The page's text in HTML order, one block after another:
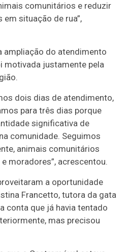
comunitários e reduzir
em situação de rua”,
ampliação do atendimento
motivada justamente pela
dois dias de atendimento,
para três dias porque
significativa de
comunidade. Seguimos
animais comunitários
moradores”, acrescentou.
a oportunidade
Francetto, tutora da gata
conta que já havia tentado
mas precisou